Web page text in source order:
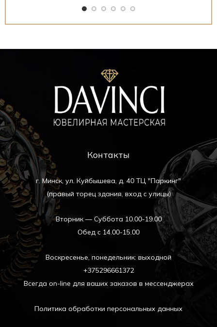
Контакты
г. Минск, ул. Куйбышева, д. 40 ТЦ "Паркинг"
(правый торец здания, вход с улицы)
Вторник — Суббота 10.00-19.00
Обед с 14.00-15.00
Воскресенье, понедельник: выходной
+375296661372
Всегда on-line для ваших заказов в мессенджерах
Политика обработки персональных данных